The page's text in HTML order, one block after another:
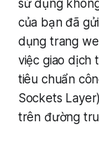
sử dụng
của bạn đã
dụng trang
việc giao dịch
tiêu chuẩn
Sockets
trên đường